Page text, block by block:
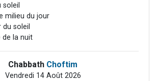
soleil
milieu du jour
du soleil
de la nuit
Chabbath Choftim
Vendredi 14 Août 2026